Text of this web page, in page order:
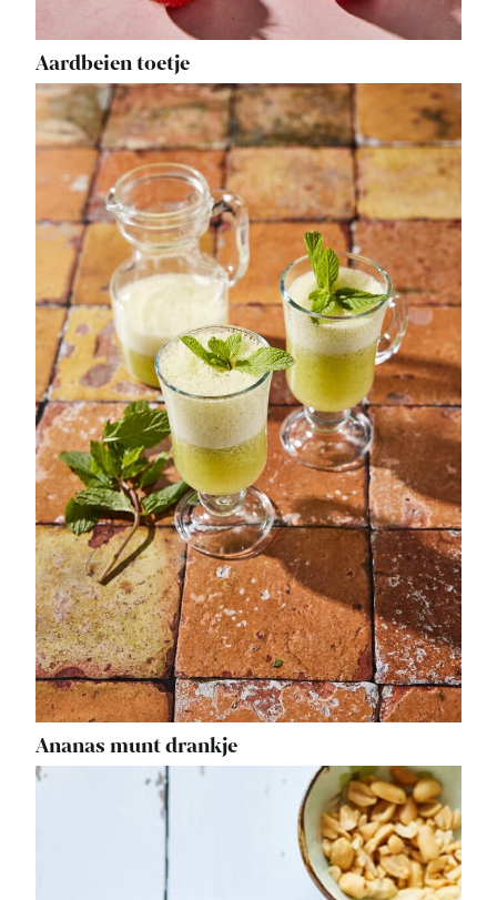
Aardbeien toetje
Ananas munt drankje